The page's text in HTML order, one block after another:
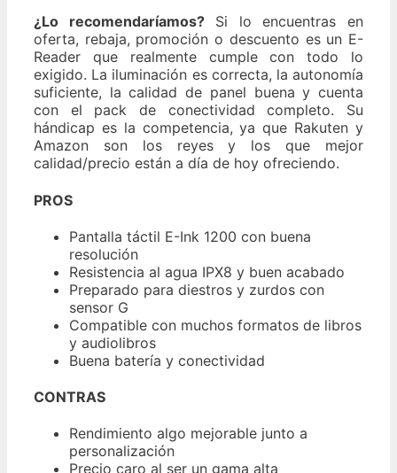
¿Lo recomendaríamos?Si lo encuentras en
oferta, rebaja, promoción o descuento es un E-
Reader que realmente cumple con todo lo
exigido. La iluminación es correcta, la autonomía
suficiente, la calidad de panel buena y cuenta
con el pack de conectividad completo. Su
hándicap es la competencia, ya que Rakuten y
Amazon son los reyes y los que mejor
calidad/precio están a día de hoy ofreciendo.
PROS
Pantalla táctil E-Ink 1200 con buena
resolución
Resistencia al agua IPX8 y buen acabado
Preparado para diestros y zurdos con
sensor G
Compatible con muchos formatos de libros
y audiolibros
Buena batería y conectividad
CONTRAS
Rendimiento algo mejorable junto a
personalización
Precio caro al ser un gama alta